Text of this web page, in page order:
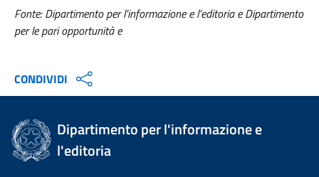
Fonte: Dipartimento per l’informazione e l’editoria e Dipartimento
per le pari opportunità e
CONDIVIDI
Dipartimento per l'informazione e
l'editoria